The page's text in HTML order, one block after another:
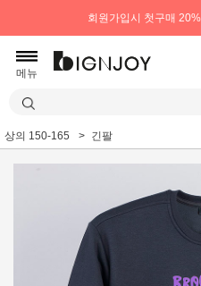
회원가입시 첫구매 20%
메뉴
상의 150-165 긴팔